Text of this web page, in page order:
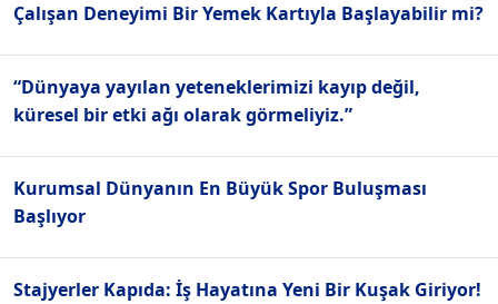
Çalışan Deneyimi Bir Yemek Kartıyla Başlayabilir mi?
“Dünyaya yayılan yeteneklerimizi kayıp değil,
küresel bir etki ağı olarak görmeliyiz.”
Kurumsal Dünyanın En Büyük Spor Buluşması
Başlıyor
Stajyerler Kapıda: İş Hayatına Yeni Bir Kuşak Giriyor!